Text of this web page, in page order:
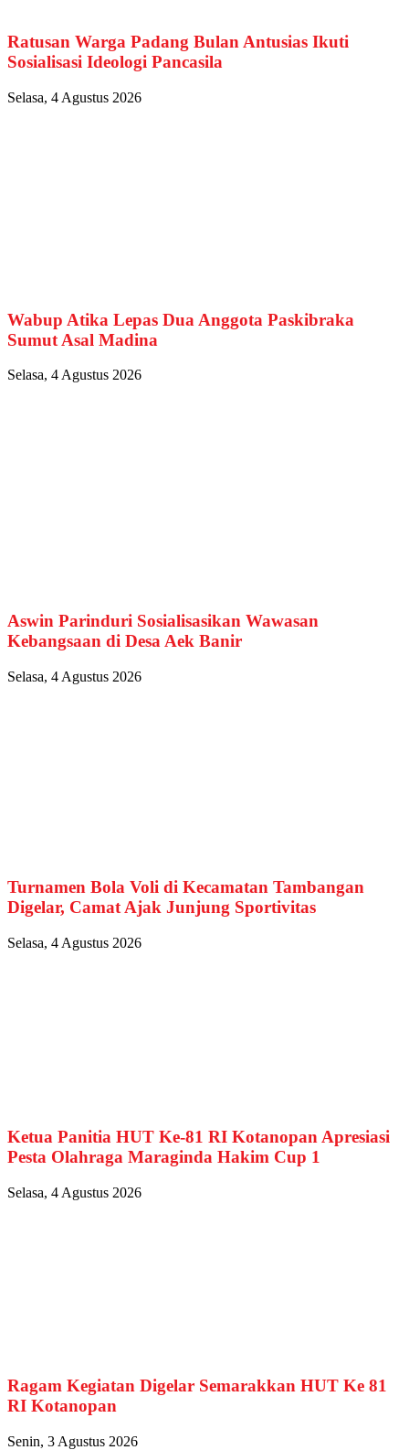
Ratusan Warga Padang Bulan Antusias Ikuti
Sosialisasi Ideologi Pancasila
Selasa, 4 Agustus 2026
Wabup Atika Lepas Dua Anggota Paskibraka
Sumut Asal Madina
Selasa, 4 Agustus 2026
Aswin Parinduri Sosialisasikan Wawasan
Kebangsaan di Desa Aek Banir
Selasa, 4 Agustus 2026
Turnamen Bola Voli di Kecamatan Tambangan
Digelar, Camat Ajak Junjung Sportivitas
Selasa, 4 Agustus 2026
Ketua Panitia HUT Ke-81 RI Kotanopan Apresiasi
Pesta Olahraga Maraginda Hakim Cup 1
Selasa, 4 Agustus 2026
Ragam Kegiatan Digelar Semarakkan HUT Ke 81
RI Kotanopan
Senin, 3 Agustus 2026